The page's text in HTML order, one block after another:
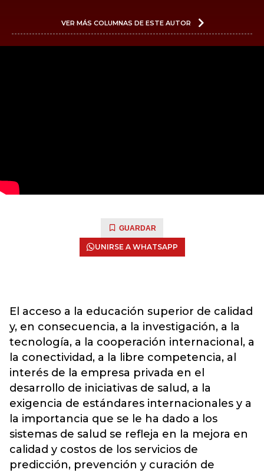
VER MÁS COLUMNAS DE ESTE AUTOR
GUARDAR
UNIRSE A WHATSAPP
El acceso a la educación superior de calidad
y, en consecuencia, a la investigación, a la
tecnología, a la cooperación internacional, a
la conectividad, a la libre competencia, al
interés de la empresa privada en el
desarrollo de iniciativas de salud, a la
exigencia de estándares internacionales y a
la importancia que se le ha dado a los
sistemas de salud se refleja en la mejora en
calidad y costos de los servicios de
predicción, prevención y curación de